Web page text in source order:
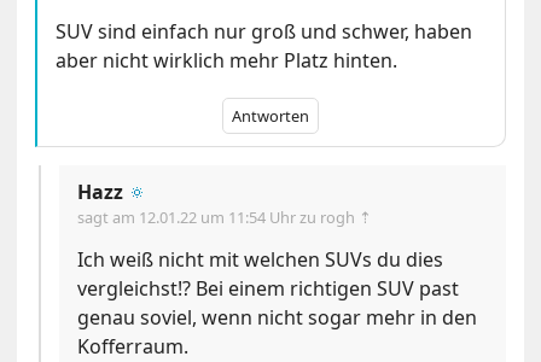
SUV sind einfach nur groß und schwer, haben
aber nicht wirklich mehr Platz hinten.
Antworten
Hazz 🔅
sagt am 12.01.22 um 11:54 Uhrzu rogh ⇡
Ich weiß nicht mit welchen SUVs du dies
vergleichst!? Bei einem richtigen SUV past
genau soviel, wenn nicht sogar mehr in den
Kofferraum.